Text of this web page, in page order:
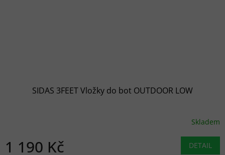
SIDAS 3FEET Vložky do bot OUTDOOR LOW
Skladem
1 190 Kč DETAIL